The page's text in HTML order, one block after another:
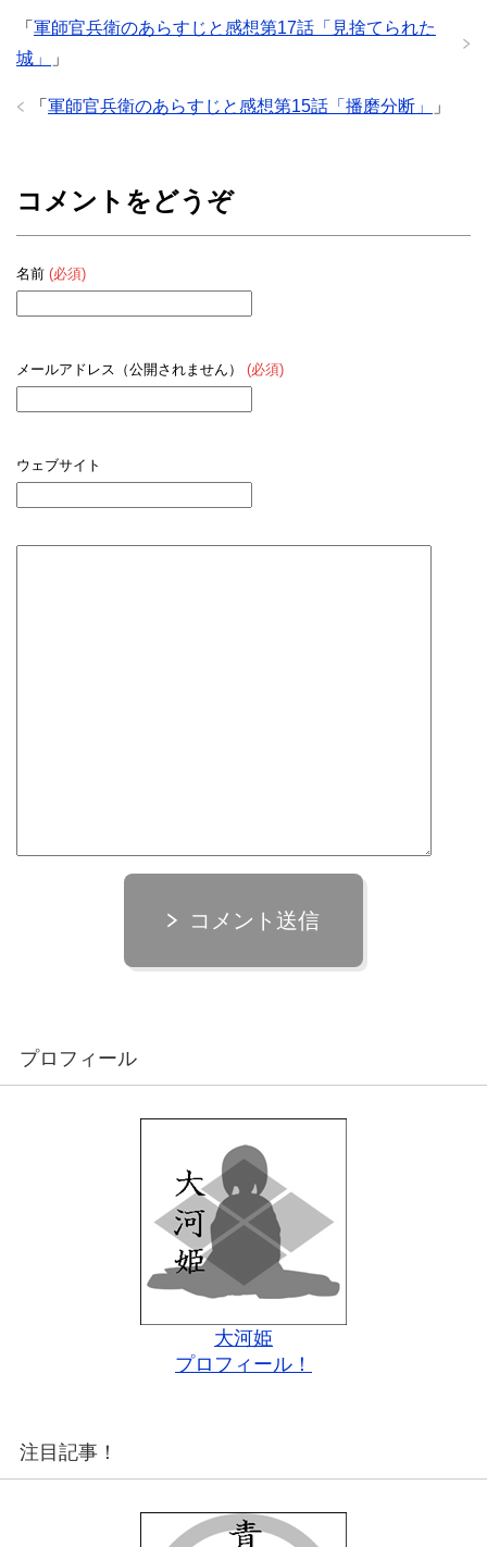
「 軍師官兵衛のあらすじと感想第17話「見捨てられた
城」
」
「 軍師官兵衛のあらすじと感想第15話「播磨分断」 」
コメントをどうぞ
名前 (必須)
メールアドレス（公開されません） (必須)
ウェブサイト
コメント送信
プロフィール
大河姫
プロフィール！
注目記事！